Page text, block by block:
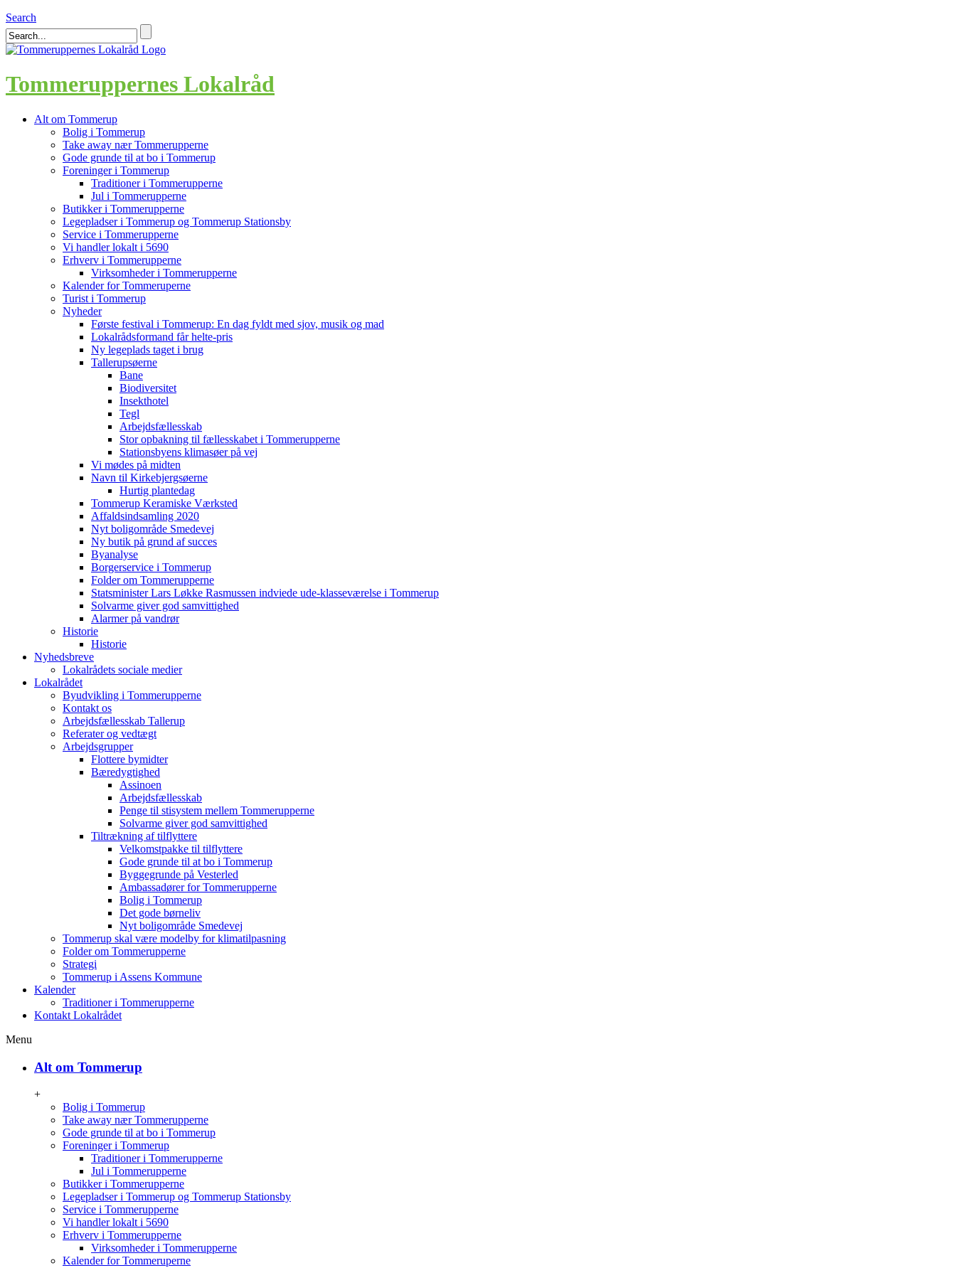
Search
Tommeruppernes Lokalråd
Alt om Tommerup
Bolig i Tommerup
Take away nær Tommerupperne
Gode grunde til at bo i Tommerup
Foreninger i Tommerup
Traditioner i Tommerupperne
Jul i Tommerupperne
Butikker i Tommerupperne
Legepladser i Tommerup og Tommerup Stationsby
Service i Tommerupperne
Vi handler lokalt i 5690
Erhverv i Tommerupperne
Virksomheder i Tommerupperne
Kalender for Tommeruperne
Turist i Tommerup
Nyheder
Første festival i Tommerup: En dag fyldt med sjov, musik og mad
Lokalrådsformand får helte-pris
Ny legeplads taget i brug
Tallerupsøerne
Bane
Biodiversitet
Insekthotel
Tegl
Arbejdsfællesskab
Stor opbakning til fællesskabet i Tommerupperne
Stationsbyens klimasøer på vej
Vi mødes på midten
Navn til Kirkebjergsøerne
Hurtig plantedag
Tommerup Keramiske Værksted
Affaldsindsamling 2020
Nyt boligområde Smedevej
Ny butik på grund af succes
Byanalyse
Borgerservice i Tommerup
Folder om Tommerupperne
Statsminister Lars Løkke Rasmussen indviede ude-klasseværelse i Tommerup
Solvarme giver god samvittighed
Alarmer på vandrør
Historie
Historie
Nyhedsbreve
Lokalrådets sociale medier
Lokalrådet
Byudvikling i Tommerupperne
Kontakt os
Arbejdsfællesskab Tallerup
Referater og vedtægt
Arbejdsgrupper
Flottere bymidter
Bæredygtighed
Assinoen
Arbejdsfællesskab
Penge til stisystem mellem Tommerupperne
Solvarme giver god samvittighed
Tiltrækning af tilflyttere
Velkomstpakke til tilflyttere
Gode grunde til at bo i Tommerup
Byggegrunde på Vesterled
Ambassadører for Tommerupperne
Bolig i Tommerup
Det gode børneliv
Nyt boligområde Smedevej
Tommerup skal være modelby for klimatilpasning
Folder om Tommerupperne
Strategi
Tommerup i Assens Kommune
Kalender
Traditioner i Tommerupperne
Kontakt Lokalrådet
Menu
Alt om Tommerup
+
Bolig i Tommerup
Take away nær Tommerupperne
Gode grunde til at bo i Tommerup
Foreninger i Tommerup
Traditioner i Tommerupperne
Jul i Tommerupperne
Butikker i Tommerupperne
Legepladser i Tommerup og Tommerup Stationsby
Service i Tommerupperne
Vi handler lokalt i 5690
Erhverv i Tommerupperne
Virksomheder i Tommerupperne
Kalender for Tommeruperne